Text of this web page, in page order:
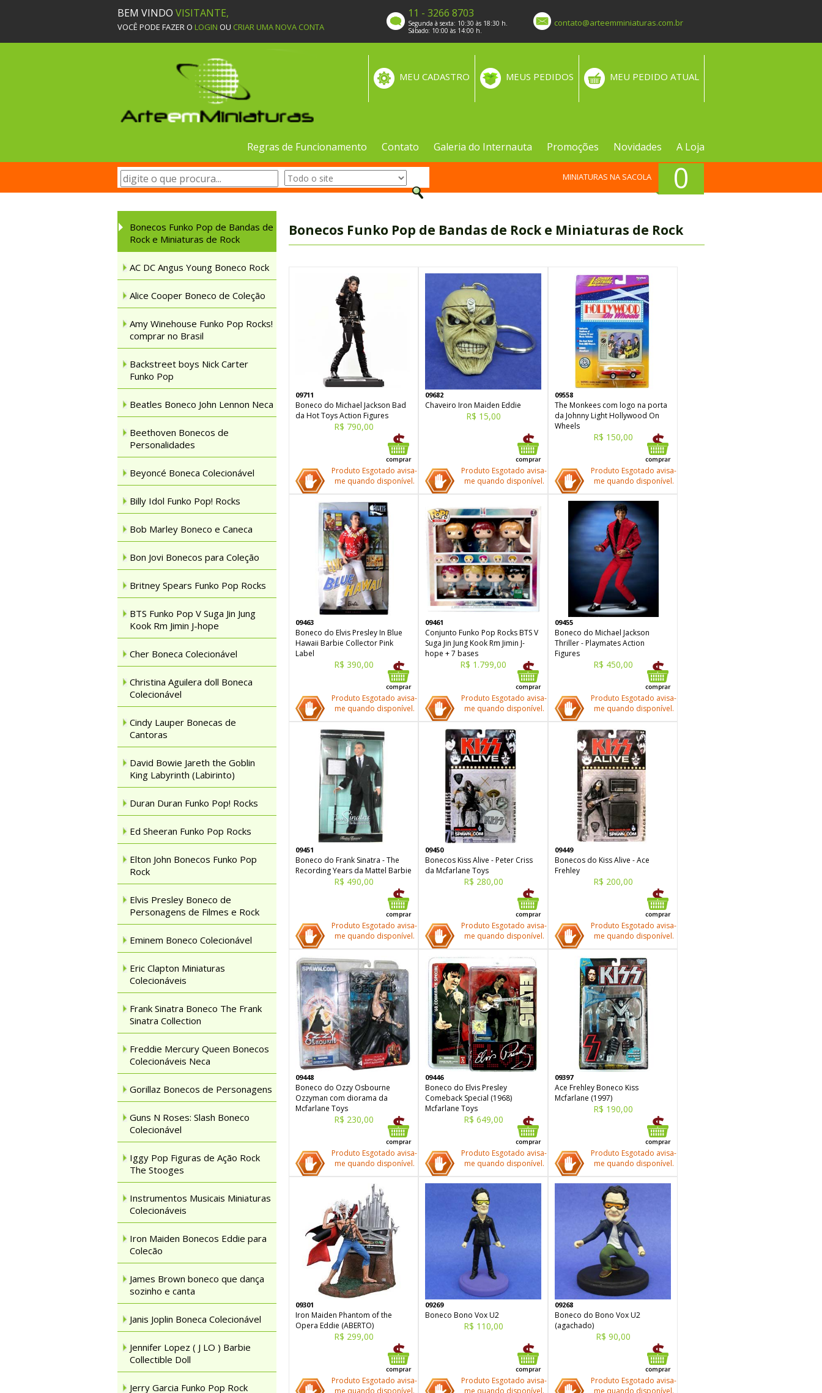
BEM VINDO VISITANTE,
VOCÊ PODE FAZER O LOGIN OU CRIAR UMA NOVA CONTA
11 - 3266 8703
Segunda à sexta: 10:30 às 18:30 h.
Sábado: 10:00 às 14:00 h.
contato@arteemminiaturas.com.br
MEU PEDIDO ATUAL
MEUS PEDIDOS
MEU CADASTRO
Regras de Funcionamento Contato Galeria do Internauta Promoções Novidades A Loja
0
MINIATURAS NA SACOLA
Bonecos Funko Pop de Bandas de
Rock e Miniaturas de Rock
AC DC Angus Young Boneco Rock
Alice Cooper Boneco de Coleção
Amy Winehouse Funko Pop Rocks!
comprar no Brasil
Backstreet boys Nick Carter
Funko Pop
Beatles Boneco John Lennon Neca
Beethoven Bonecos de
Personalidades
Beyoncé Boneca Colecionável
Billy Idol Funko Pop! Rocks
Bob Marley Boneco e Caneca
Bon Jovi Bonecos para Coleção
Britney Spears Funko Pop Rocks
BTS Funko Pop V Suga Jin Jung
Kook Rm Jimin J-hope
Cher Boneca Colecionável
Christina Aguilera doll Boneca
Colecionável
Cindy Lauper Bonecas de
Cantoras
David Bowie Jareth the Goblin
King Labyrinth (Labirinto)
Duran Duran Funko Pop! Rocks
Ed Sheeran Funko Pop Rocks
Elton John Bonecos Funko Pop
Rock
Elvis Presley Boneco de
Personagens de Filmes e Rock
Eminem Boneco Colecionável
Eric Clapton Miniaturas
Colecionáveis
Frank Sinatra Boneco The Frank
Sinatra Collection
Freddie Mercury Queen Bonecos
Colecionáveis Neca
Gorillaz Bonecos de Personagens
Guns N Roses: Slash Boneco
Colecionável
Iggy Pop Figuras de Ação Rock
The Stooges
Instrumentos Musicais Miniaturas
Colecionáveis
Iron Maiden Bonecos Eddie para
Colecão
James Brown boneco que dança
sozinho e canta
Janis Joplin Boneca Colecionável
Jennifer Lopez ( J LO ) Barbie
Collectible Doll
Jerry Garcia Funko Pop Rock
Bonecos Funko Pop de Bandas de Rock e Miniaturas de Rock
09711
Boneco do Michael Jackson Bad
da Hot Toys Action Figures
R$ 790,00
Produto Esgotado avisa-
me quando disponível.
09682
Chaveiro Iron Maiden Eddie
R$ 15,00
Produto Esgotado avisa-
me quando disponível.
09558
The Monkees com logo na porta
da Johnny Light Hollywood On
Wheels
R$ 150,00
Produto Esgotado avisa-
me quando disponível.
09463
Boneco do Elvis Presley In Blue
Hawaii Barbie Collector Pink
Label
R$ 390,00
Produto Esgotado avisa-
me quando disponível.
09461
Conjunto Funko Pop Rocks BTS V
Suga Jin Jung Kook Rm Jimin J-
hope + 7 bases
R$ 1.799,00
Produto Esgotado avisa-
me quando disponível.
09455
Boneco do Michael Jackson
Thriller - Playmates Action
Figures
R$ 450,00
Produto Esgotado avisa-
me quando disponível.
09451
Boneco do Frank Sinatra - The
Recording Years da Mattel Barbie
R$ 490,00
Produto Esgotado avisa-
me quando disponível.
09450
Bonecos Kiss Alive - Peter Criss
da Mcfarlane Toys
R$ 280,00
Produto Esgotado avisa-
me quando disponível.
09449
Bonecos do Kiss Alive - Ace
Frehley
R$ 200,00
Produto Esgotado avisa-
me quando disponível.
09448
Boneco do Ozzy Osbourne
Ozzyman com diorama da
Mcfarlane Toys
R$ 230,00
Produto Esgotado avisa-
me quando disponível.
09446
Boneco do Elvis Presley
Comeback Special (1968)
Mcfarlane Toys
R$ 649,00
Produto Esgotado avisa-
me quando disponível.
09397
Ace Frehley Boneco Kiss
Mcfarlane (1997)
R$ 190,00
Produto Esgotado avisa-
me quando disponível.
09301
Iron Maiden Phantom of the
Opera Eddie (ABERTO)
R$ 299,00
Produto Esgotado avisa-
me quando disponível.
09269
Boneco Bono Vox U2
R$ 110,00
Produto Esgotado avisa-
me quando disponível.
09268
Boneco do Bono Vox U2
(agachado)
R$ 90,00
Produto Esgotado avisa-
me quando disponível.